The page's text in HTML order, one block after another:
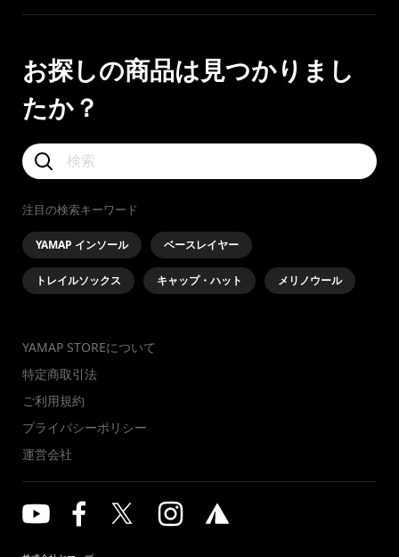
お探しの商品は見つかりまし
たか？
注目の検索キーワード
YAMAP インソール ベースレイヤー
トレイルソックス キャップ・ハット メリノウール
YAMAP STOREについて
特定商取引法
ご利用規約
プライバシーポリシー
運営会社